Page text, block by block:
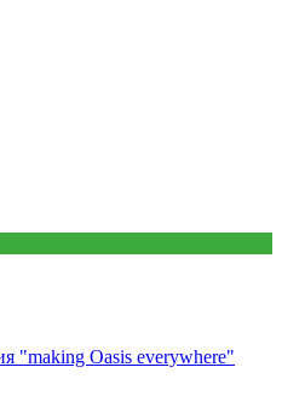
"making Оasis everywhere"